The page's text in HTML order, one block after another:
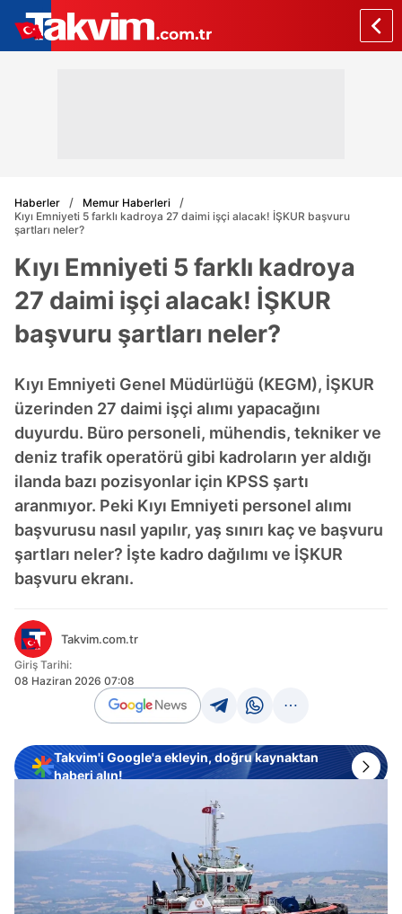
Haberler
Memur Haberleri
Kıyı Emniyeti 5 farklı kadroya 27 daimi işçi alacak! İŞKUR başvuru
şartları neler?
Kıyı Emniyeti 5 farklı kadroya
27 daimi işçi alacak! İŞKUR
başvuru şartları neler?
Kıyı Emniyeti Genel Müdürlüğü (KEGM), İŞKUR
üzerinden 27 daimi işçi alımı yapacağını
duyurdu. Büro personeli, mühendis, tekniker ve
deniz trafik operatörü gibi kadroların yer aldığı
ilanda bazı pozisyonlar için KPSS şartı
aranmıyor. Peki Kıyı Emniyeti personel alımı
başvurusu nasıl yapılır, yaş sınırı kaç ve başvuru
şartları neler? İşte kadro dağılımı ve İŞKUR
başvuru ekranı.
Takvim.com.tr
Giriş Tarihi:
08 Haziran 2026 07:08
Takvim'i Google'a ekleyin, doğru kaynaktan
haberi alın!